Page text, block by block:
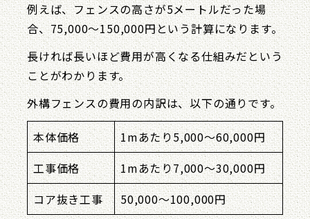
例えば、フェンスの高さが5メートルだった場
合、75,000〜150,000円という計算になります。
長ければ長いほど費用が高くなる仕組みだという
ことがわかります。
外構フェンスの費用の内訳は、以下の通りです。
本体価格
1mあたり5,000〜60,000円
工事価格
1mあたり7,000〜30,000円
コア抜き工事
50,000〜100,000円